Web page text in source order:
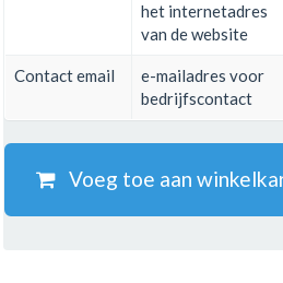
het internetadres
van de website
Contact email
e-mailadres voor
bedrijfscontact
Voeg toe aan